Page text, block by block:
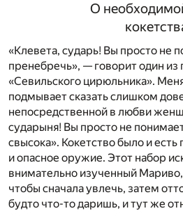
О
«Клевета, сударь! Вы просто не
пренебречь», — говорит один
«Севильского цирюльника».
подмывает сказать слишком
непосредственной в любви
сударыня! Вы просто не
свысока». Кокетство было и
и опасное оружие. Этот набор
внимательно изученный
чтобы сначала увлечь, затем
будто что-то даришь, и тут же